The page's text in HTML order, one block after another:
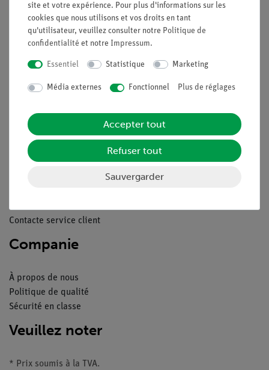
Légal
Contact
Déclaration de confidentialité
Service
Aperçu du service
Contacte service client
Companie
À propos de nous
Politique de qualité
Sécurité en classe
Veuillez noter
* Prix soumis à la TVA.
site et votre expérience. Pour plus d'informations sur les
cookies que nous utilisons et vos droits en tant
qu'utilisateur, veuillez consulter notre Politique de
confidentialité et notre Impressum.
Essentiel Statistique Marketing
Média externes Fonctionnel Plus de réglages
Accepter tout
Refuser tout
Sauvergarder